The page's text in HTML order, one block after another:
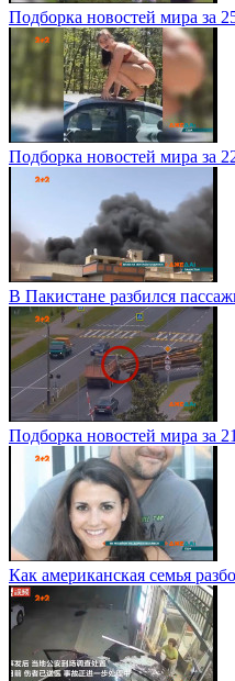
Подборка новостей мира за
Подборка новостей мира за
В Пакистане разбился
Подборка новостей мира за
Как американская семья